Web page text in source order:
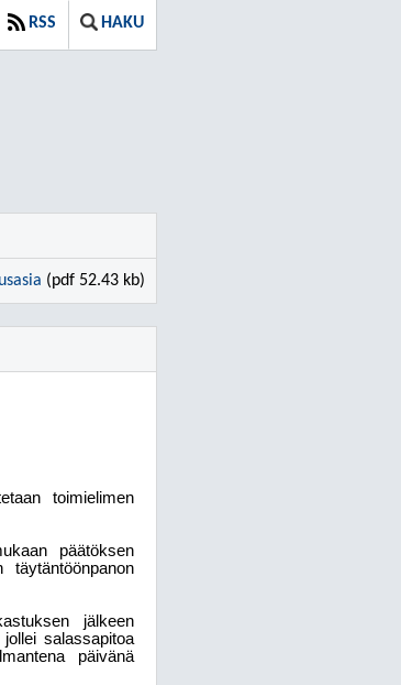
RSS HAKU
(pdf 52.43 kb)
toimielimen
päätöksen
jälkeen
salassapitoa
päivänä